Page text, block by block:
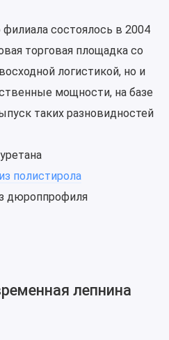
состоялось в 2004
торговая площадка со
логистикой, но и
мощности, на базе
таких разновидностей
полистирола
дюроппрофиля
лепнина